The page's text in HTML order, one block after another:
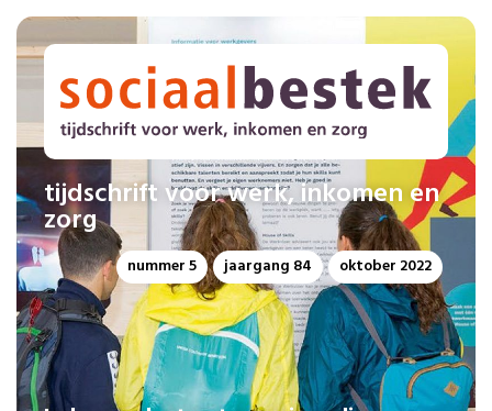
tijdschrift voor werk, inkomen en
zorg
nummer 5 jaargang 84 oktober 2022